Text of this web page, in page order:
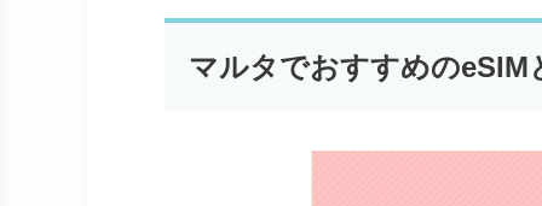
マルタでおすすめのeSIM